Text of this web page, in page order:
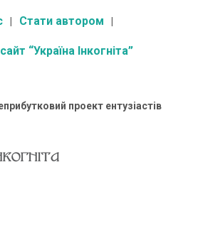
Стати автором
“Україна Інкогніта”
проект ентузіастів